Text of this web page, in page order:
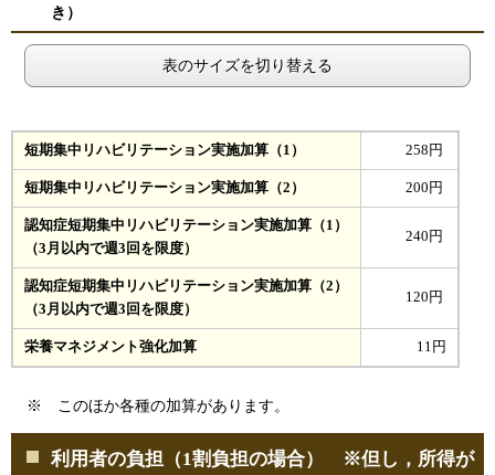
き）
表のサイズを切り替える
短期集中リハビリテーション実施加算（1） 258円
短期集中リハビリテーション実施加算（2） 200円
認知症短期集中リハビリテーション実施加算（1）
（3月以内で週3回を限度）
240円
認知症短期集中リハビリテーション実施加算（2）
（3月以内で週3回を限度）
120円
栄養マネジメント強化加算 11円
※ このほか各種の加算があります。
利用者の負担（1割負担の場合） ※但し，所得が